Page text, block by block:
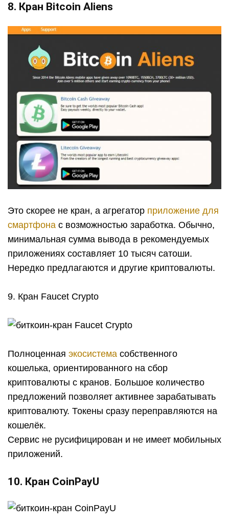
8. Кран Bitcoin Aliens
Это скорее не кран, а агрегатор приложение для
смартфона с возможностью заработка. Обычно,
минимальная сумма вывода в рекомендуемых
приложениях составляет 10 тысяч сатоши.
Нередко предлагаются и другие криптовалюты.
9. Кран Faucet Crypto
Полноценная экосистема собственного
кошелька, ориентированного на сбор
криптовалюты с кранов. Большое количество
предложений позволяет активнее зарабатывать
криптовалюту. Токены сразу переправляются на
кошелёк.
Сервис не русифицирован и не имеет мобильных
приложений.
10. Кран CoinPayU